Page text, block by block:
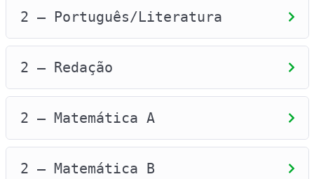
prioritariamente, às pessoas que não
concluíram o Ensino Médio em idade
apropriada (é preciso ter 18 anos completos
até a data de realização da primeira
prova), inclusive às pessoas privadas de
liberdade e que estão fora do sistema
necessário atingir o mínimo de 400 pontos
em cada uma das áreas do conhecimento do
2 – Português/Literatura
2 – Redação
2 – Matemática A
2 – Matemática B